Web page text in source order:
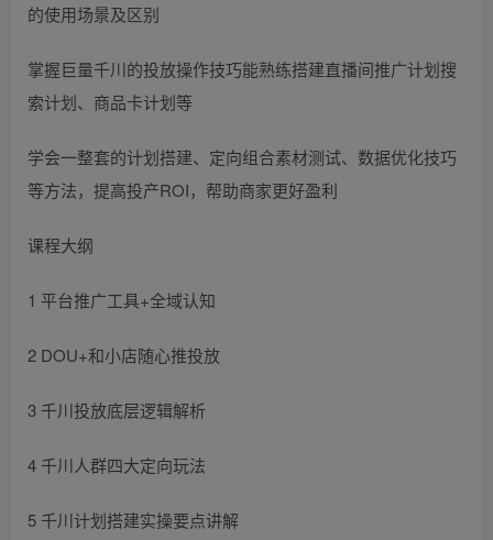
的使用场景及区别
掌握巨量千川的投放操作技巧能熟练搭建直播间推广计划搜
索计划、商品卡计划等
学会一整套的计划搭建、定向组合素材测试、数据优化技巧
等方法，提高投产ROI，帮助商家更好盈利
课程大纲
1 平台推广工具+全域认知
2 DOU+和小店随心推投放
3 千川投放底层逻辑解析
4 千川人群四大定向玩法
5 千川计划搭建实操要点讲解